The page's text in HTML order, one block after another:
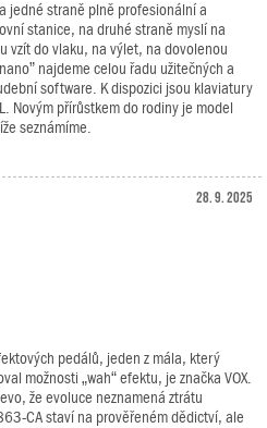
jedné straně plně profesionální a
stanice, na druhé straně myslí na
vzít do vlaku, na výlet, na dovolenou
najdeme celou řadu užitečných a
software. K dispozici jsou klaviatury
Novým přírůstkem do rodiny je model
seznámíme.
28. 9. 2025
pedálů, jeden z mála, který
možnosti „wah“ efektu, je značka VOX.
že evoluce neznamená ztrátu
CA staví na prověřeném dědictví, ale